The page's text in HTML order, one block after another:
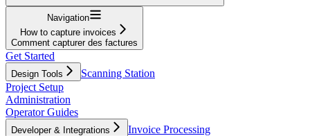
Navigation
How to capture invoices
Comment capturer des factures
Get Started
Design Tools
Scanning Station
Project Setup
Administration
Operator Guides
Developer & Integrations
Invoice Processing